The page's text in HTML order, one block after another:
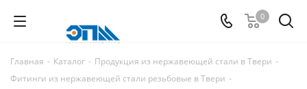
0
Главная - Каталог - Продукция из нержавеющей стали в Твери -
Фитинги из нержавеющей стали резьбовые в Твери -